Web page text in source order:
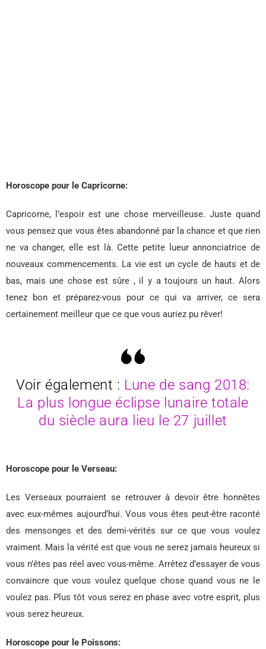
Horoscope pour le Capricorne:
Capricorne, l’espoir est une chose merveilleuse. Juste quand
vous pensez que vous êtes abandonné par la chance et que rien
ne va changer, elle est là. Cette petite lueur annonciatrice de
nouveaux commencements. La vie est un cycle de hauts et de
bas, mais une chose est sûre , il y a toujours un haut. Alors
tenez bon et préparez-vous pour ce qui va arriver, ce sera
certainement meilleur que ce que vous auriez pu rêver!
Voir également : Lune de sang 2018:
La plus longue éclipse lunaire totale
du siècle aura lieu le 27 juillet
Horoscope pour le Verseau:
Les Verseaux pourraient se retrouver à devoir être honnêtes
avec eux-mêmes aujourd’hui. Vous vous êtes peut-être raconté
des mensonges et des demi-vérités sur ce que vous voulez
vraiment. Mais la vérité est que vous ne serez jamais heureux si
vous n’êtes pas réel avec vous-même. Arrêtez d’essayer de vous
convaincre que vous voulez quelque chose quand vous ne le
voulez pas. Plus tôt vous serez en phase avec votre esprit, plus
vous serez heureux.
Horoscope pour le Poissons: